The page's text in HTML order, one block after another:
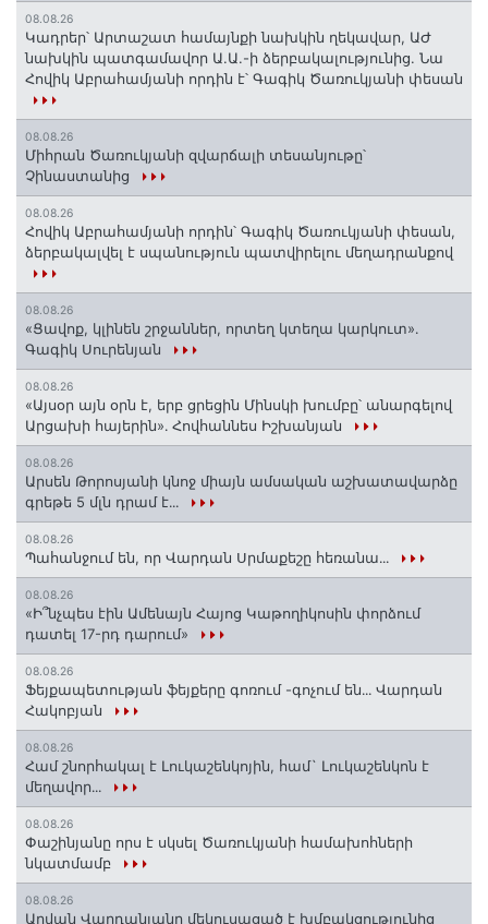
08.08.26
Կադրեր՝ Արտաշատ համայնքի նախկին ղեկավար, ԱԺ
նախկին պատգամավոր Ա.Ա.-ի ձերբակալությունից. Նա
Հովիկ Աբրահամյանի որդին է՝ Գագիկ Ծառուկյանի փեսան
08.08.26
Միհրան Ծառուկյանի զվարճալի տեսանյութը՝
Չինաստանից
08.08.26
Հովիկ Աբրահամյանի որդին՝ Գագիկ Ծառուկյանի փեսան,
ձերբակալվել է սպանություն պատվիրելու մեղադրանքով
08.08.26
«Ցավոք, կլինեն շրջաններ, որտեղ կտեղա կարկուտ»․
Գագիկ Սուրենյան
08.08.26
«Այսօր այն օրն է, երբ ցրեցին Մինսկի խումբը՝ անարգելով
Արցախի հայերին»․ Հովհաննես Իշխանյան
08.08.26
Արսեն Թորոսյանի կնոջ միայն ամսական աշխատավարձը
գրեթե 5 մլն դրամ է․․․
08.08.26
Պահանջում են, որ Վարդան Սրմաքեշը հեռանա․․․
08.08.26
«Ի՞նչպես էին Ամենայն Հայոց Կաթողիկոսին փորձում
դատել 17-րդ դարում»
08.08.26
Ֆեյքապետության ֆեյքերը գոռում -գոչում են․․․ Վարդան
Հակոբյան
08.08.26
Համ շնորհակալ է Լուկաշենկոյին, համ` Լուկաշենկոն է
մեղավոր․․․
08.08.26
Փաշինյանը որս է սկսել Ծառուկյանի համախոհների
նկատմամբ
08.08.26
Աղվան Վարդանյանը մեկուսացած է խմբակցությունից